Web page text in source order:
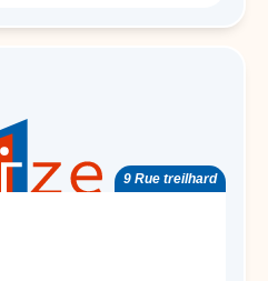
9 Rue treilhard